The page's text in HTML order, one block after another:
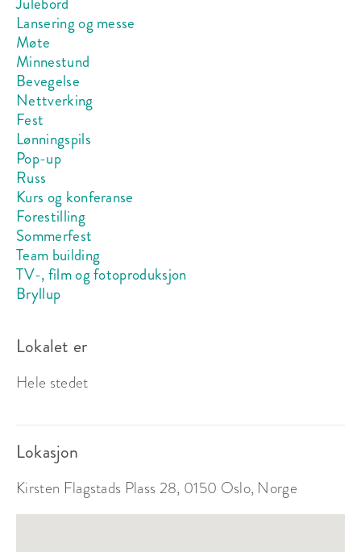
Lansering og messe
Møte
Minnestund
Bevegelse
Nettverking
Fest
Lønningspils
Pop-up
Russ
Kurs og konferanse
Forestilling
Sommerfest
Team building
TV-, film og fotoproduksjon
Bryllup
Lokalet er
Hele stedet
Lokasjon
Kirsten Flagstads Plass 28, 0150 Oslo, Norge